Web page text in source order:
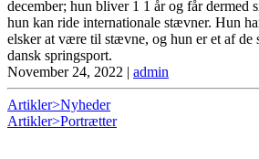
december; hun bliver 1 1 år og får dermed
hun kan ride internationale stævner. Hun
elsker at være til stævne, og hun er et af de
dansk springsport.
November 24, 2022 | admin
Artikler>Nyheder
Artikler>Portrætter